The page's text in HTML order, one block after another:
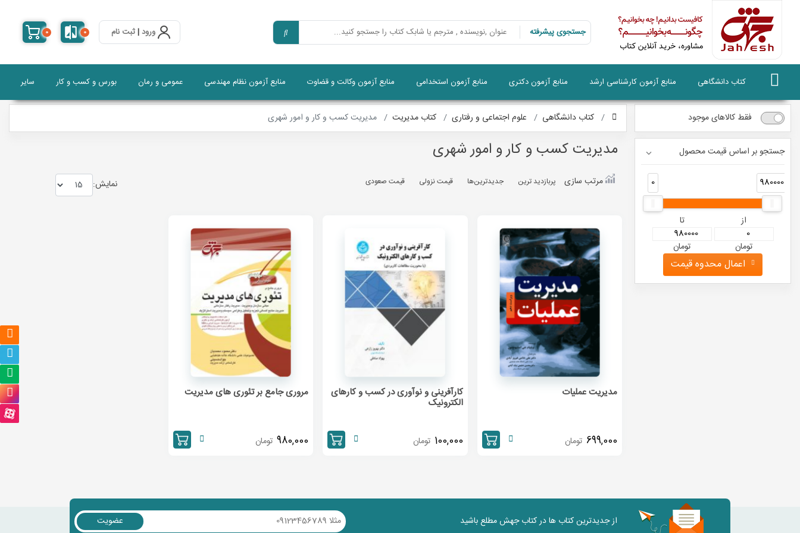
جستجوی پیشرفته ورود|ثبت نام 0
0
کتاب دانشگاهی منابع آزمون کارشناسی ارشد منابع آزمون دکتری منابع آزمون استخدامی منابع آزمون وکالت و قضاوت منابع آزمون نظام مهندسی عمومی و رمان بورس و کسب و کار سایر
فقط کالاهای موجود
جستجو بر اساس قیمت محصول
0 980000
از
تومان
تا
تومان
اعمال محدوه قیمت
کتاب دانشگاهی علوم اجتماعی و رفتاری کتاب مدیریت مدیریت کسب و کار و امور شهری
مدیریت کسب و کار و امور شهری
مرتب سازی پربازديد ترين جديدترين‌ها قيمت نزولی قيمت صعودی نمايش:
مدیریت عملیات
699,000 تومان
کارآفرینی و نوآوری در کسب و کارهای
الکترونیک
100,000 تومان
مروری جامع بر تئوری های مدیریت
980,000 تومان
از جدیدترین کتاب ها در کتاب جهش مطلع باشید عضویت